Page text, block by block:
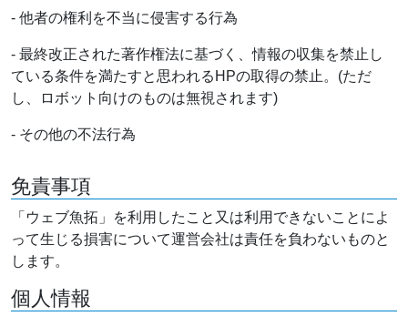
- 他者の権利を不当に侵害する行為
- 最終改正された著作権法に基づく、情報の収集を禁止し
ている条件を満たすと思われるHPの取得の禁止。(ただ
し、ロボット向けのものは無視されます)
- その他の不法行為
免責事項
「ウェブ魚拓」を利用したこと又は利用できないことによ
って生じる損害について運営会社は責任を負わないものと
します。
個人情報